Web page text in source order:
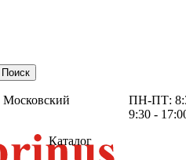
Московский
ПН-ПТ:
9:30 -
Каталог